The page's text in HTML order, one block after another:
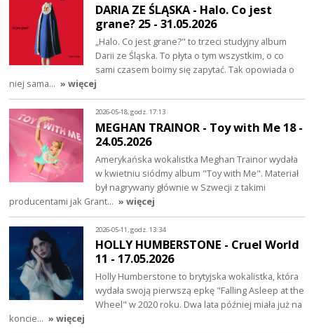
DARIA ZE ŚLĄSKA - Halo. Co jest
grane? 25 - 31.05.2026
„Halo. Co jest grane?" to trzeci studyjny album
Darii ze Śląska. To płyta o tym wszystkim, o co
sami czasem boimy się zapytać. Tak opowiada o
niej sama… » więcej
2026-05-18, godz. 17:13
MEGHAN TRAINOR - Toy with Me 18 -
24.05.2026
Amerykańska wokalistka Meghan Trainor wydała
w kwietniu siódmy album "Toy with Me". Materiał
był nagrywany głównie w Szwecji z takimi
producentami jak Grant… » więcej
2026-05-11, godz. 13:34
HOLLY HUMBERSTONE - Cruel World
11 - 17.05.2026
Holly Humberstone to brytyjska wokalistka, która
wydała swoją pierwszą epkę "Falling Asleep at the
Wheel" w 2020 roku. Dwa lata później miała już na
koncie… » więcej